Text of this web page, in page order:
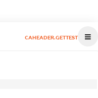
CAHEADER.GETTEST